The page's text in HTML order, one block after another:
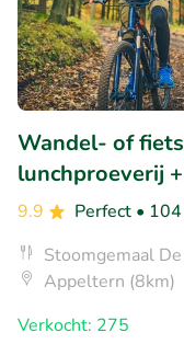
Wandel- of
lunchproeverij
9.9 Perfect •
Stoomgemaal
Appeltern (8km)
Verkocht: 275